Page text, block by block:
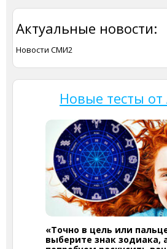
Актуальные новости:
Новости СМИ2
Новые тесты
«Точно в цель или
выберите знак зодиака,